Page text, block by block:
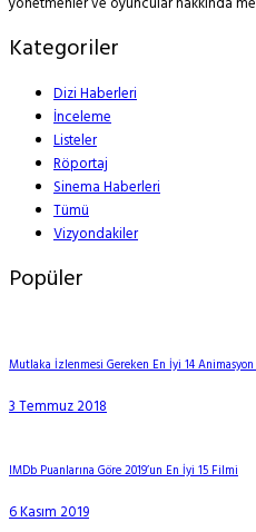
Kategoriler
Dizi Haberleri
İnceleme
Listeler
Röportaj
Sinema Haberleri
Tümü
Vizyondakiler
Popüler
Mutlaka İzlenmesi Gereken En İyi 14
3 Temmuz 2018
IMDb Puanlarına Göre 2019’un En İyi 15 Filmi
6 Kasım 2019